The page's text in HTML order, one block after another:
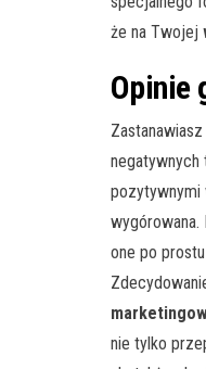
że na Twojej
Opinie
pozytywnymi
one po
nie tylko